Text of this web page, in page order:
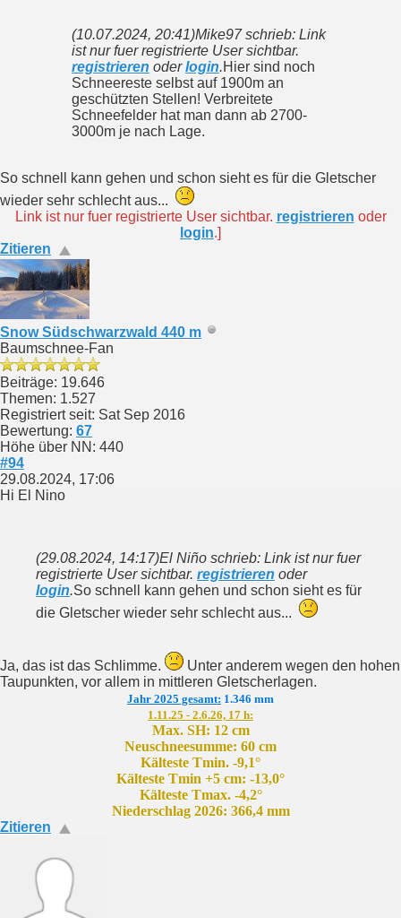
(10.07.2024, 20:41)Mike97 schrieb: Link
ist nur fuer registrierte User sichtbar.
registrieren oderlogin.Hier sind noch
Schneereste selbst auf 1900m an
geschützten Stellen! Verbreitete
Schneefelder hat man dann ab 2700-
3000m je nach Lage.
So schnell kann gehen und schon sieht es für die Gletscher
wieder sehr schlecht aus...
Link ist nur fuer registrierte User sichtbar. registrieren oder
login.]
Zitieren
Snow Südschwarzwald 440 m
Baumschnee-Fan
Beiträge: 19.646
Themen: 1.527
Registriert seit: Sat Sep 2016
Bewertung: 67
Höhe über NN: 440
#94
29.08.2024, 17:06
Hi El Nino
(29.08.2024, 14:17)El Niño schrieb: Link ist nur fuer
registrierte User sichtbar. registrieren oder
login.So schnell kann gehen und schon sieht es für
die Gletscher wieder sehr schlecht aus...
Ja, das ist das Schlimme.
Unter anderem wegen den hohen
Taupunkten, vor allem in mittleren Gletscherlagen.
Jahr 2025 gesamt: 1.346 mm
1.11.25 - 2.6.26, 17 h:
Max. SH: 12 cm
Neuschneesumme: 60 cm
Kälteste Tmin. -9,1°
Kälteste Tmin +5 cm: -13,0°
Kälteste Tmax. -4,2°
Niederschlag 2026: 366,4 mm
Zitieren